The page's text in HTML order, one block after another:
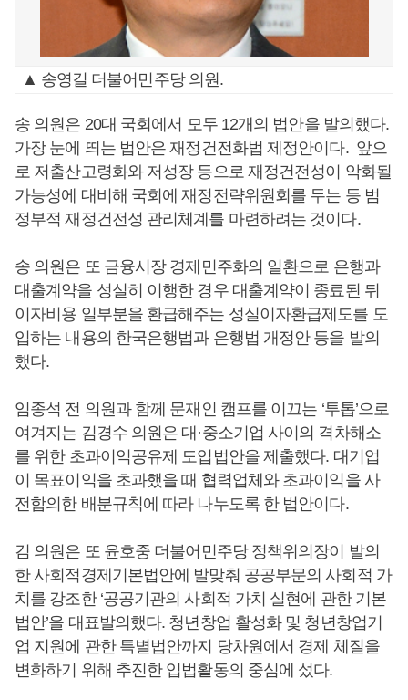
▲ 송영길 더불어민주당 의원.
송 의원은 20대 국회에서 모두 12개의 법안을 발의했다.
가장 눈에 띄는 법안은 재정건전화법 제정안이다. 앞으
로 저출산고령화와 저성장 등으로 재정건전성이 악화될
가능성에 대비해 국회에 재정전략위원회를 두는 등 범
정부적 재정건전성 관리체계를 마련하려는 것이다.
송 의원은 또 금융시장 경제민주화의 일환으로 은행과
대출계약을 성실히 이행한 경우 대출계약이 종료된 뒤
이자비용 일부분을 환급해주는 성실이자환급제도를 도
입하는 내용의 한국은행법과 은행법 개정안 등을 발의
했다.
임종석 전 의원과 함께 문재인 캠프를 이끄는 ‘투톱’으로
여겨지는 김경수 의원은 대·중소기업 사이의 격차해소
를 위한 초과이익공유제 도입법안을 제출했다. 대기업
이 목표이익을 초과했을 때 협력업체와 초과이익을 사
전합의한 배분규칙에 따라 나누도록 한 법안이다.
김 의원은 또 윤호중 더불어민주당 정책위의장이 발의
한 사회적경제기본법안에 발맞춰 공공부문의 사회적 가
치를 강조한 ‘공공기관의 사회적 가치 실현에 관한 기본
법안’을 대표발의했다. 청년창업 활성화 및 청년창업기
업 지원에 관한 특별법안까지 당차원에서 경제 체질을
변화하기 위해 추진한 입법활동의 중심에 섰다.